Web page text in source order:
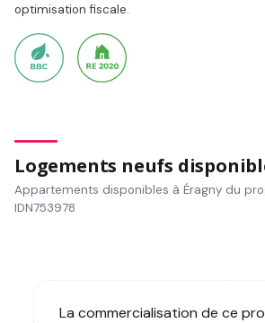
optimisation fiscale.
Logements neufs
Appartements disponibles à Éragny du
IDN753978
La commercialisation de ce